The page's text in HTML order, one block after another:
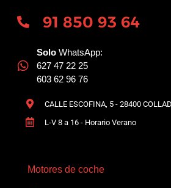
91 850 93 64
Solo WhatsApp:
627 47 22 25
603 62 96 76
CALLE ESCOFINA, 5 - 28400
L-V 8 a 16 - Horario Verano
Motores de coche